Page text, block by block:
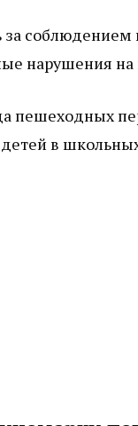
соблюдением
нарушения на
пешеходных
в